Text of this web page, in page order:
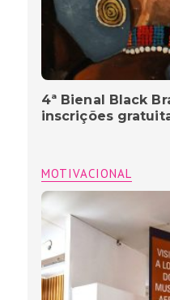
4ª Bienal Black
inscrições
MOTIVACIONAL